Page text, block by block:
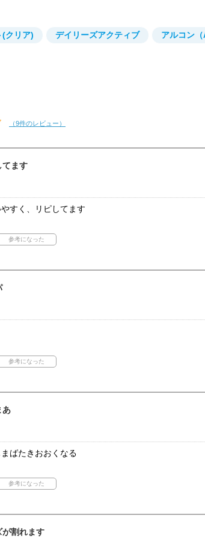
(クリア) デイリーズアクティブ アルコン（
（9件のレビュー）
てます
すく、リピしてます
あ
ばたきおおくなる
が割れます